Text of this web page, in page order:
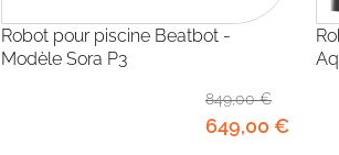
Robot pour piscine Beatbot -
Modèle Sora P3
849,00€
649,00 €
Robot pour piscine Beatbot -